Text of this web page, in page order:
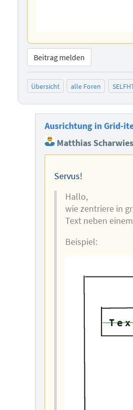
Beitrag melden
Übersicht alle Foren
Ausrichtung in Grid-
Matthias Scharwies
Servus!
Hallo,
wie zentriere in
Text neben
Beispiel: